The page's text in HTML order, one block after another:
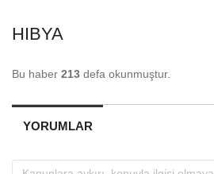
HIBYA
Bu haber 213 defa okunmuştur.
YORUMLAR